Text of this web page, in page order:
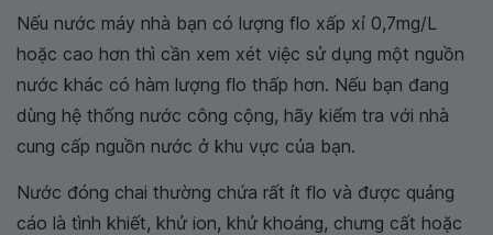
Nếu nước máy nhà bạn có lượng flo xấp xỉ 0,7mg/L
hoặc cao hơn thì cần xem xét việc sử dụng một nguồn
nước khác có hàm lượng flo thấp hơn. Nếu bạn đang
dùng hệ thống nước công cộng, hãy kiểm tra với nhà
cung cấp nguồn nước ở khu vực của bạn.
Nước đóng chai thường chứa rất ít flo và được quảng
cáo là tình khiết, khử ion, khử khoáng, chưng cất hoặc